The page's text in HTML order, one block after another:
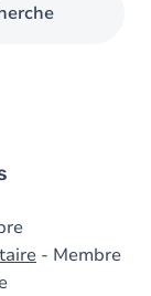
- Membre